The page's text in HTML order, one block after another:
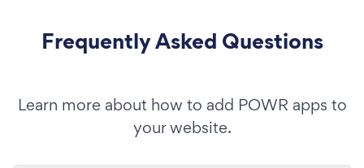
Frequently Asked Questions
Learn more about how to add POWR apps to
your website.